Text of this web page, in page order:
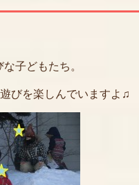
子どもたち。
びを楽しんでいますよ♫